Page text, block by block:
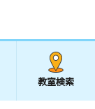
教室検索